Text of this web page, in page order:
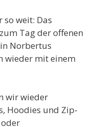
so weit: Das
Tag der offenen
Norbertus
wieder mit einem
wir wieder
Hoodies und Zip-